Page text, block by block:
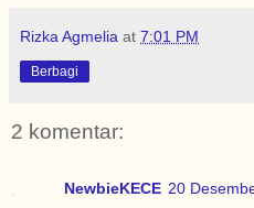
Rizka Agmelia at 7:01 PM
Berbagi
2 komentar:
NewbieKECE 20